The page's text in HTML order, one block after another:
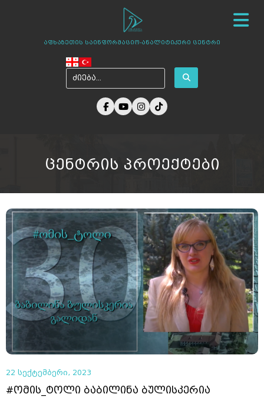
აფხაზეთის საინფორმაციო-ანალიტიკური ცენტრი
სიახლეები
ჩვენ შესახებ
ცენტრის პროექტები
ცენტრის პროექტები
22 სექტემბერი, 2023
#ომის_ტოლი ბაბილინა ბულისკერია